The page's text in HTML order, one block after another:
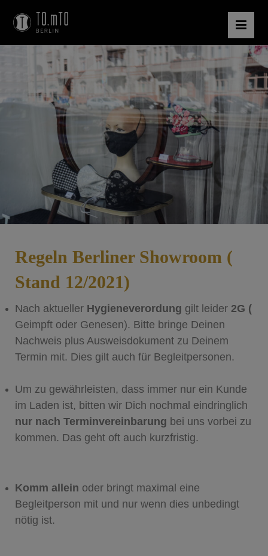
Regeln Berliner Showroom (
Stand 12/2021)
Nach aktueller Hygieneverordung gilt leider 2G (
Geimpft oder Genesen). Bitte bringe Deinen
Nachweis plus Ausweisdokument zu Deinem
Termin mit. Dies gilt auch für Begleitpersonen.
Um zu gewährleisten, dass immer nur ein Kunde
im Laden ist, bitten wir Dich nochmal eindringlich
nur nach Terminvereinbarung bei uns vorbei zu
kommen. Das geht oft auch kurzfristig.
Komm allein oder bringt maximal eine
Begleitperson mit und nur wenn dies unbedingt
nötig ist.